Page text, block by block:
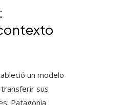
un modelo
sus
Patagonia